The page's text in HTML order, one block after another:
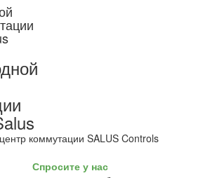
коммутации SALUS Controls
Спросите у нас